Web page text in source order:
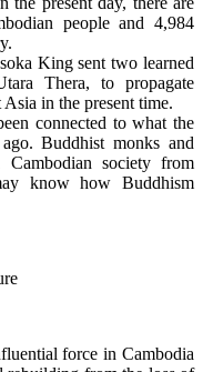
people and 4,984
King sent two learned
Thera, to propagate
in the present time.
connected to what the
Buddhist monks and
society from
know how Buddhism
force in Cambodia